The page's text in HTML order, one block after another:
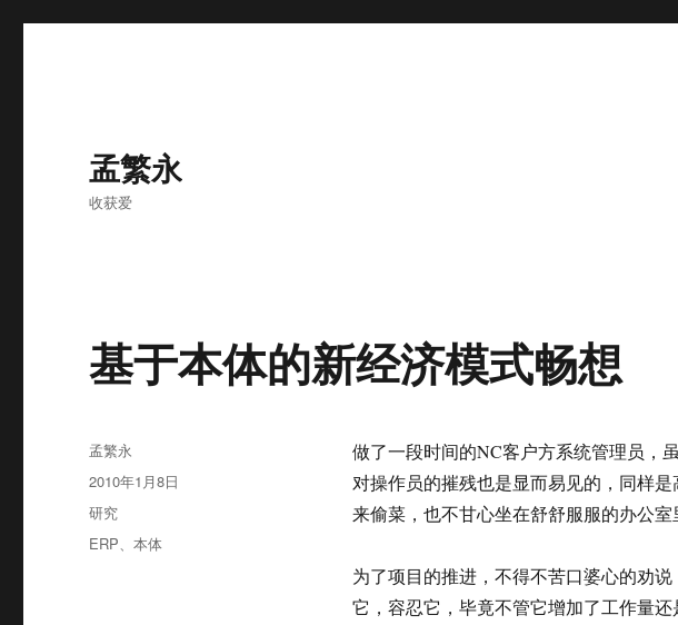
孟繁永
收获爱
基于本体的新经济模式畅想
做了一段时间的NC客户方系统管理员，
对操作员的摧残也是显而易见的，同样
来偷菜，也不甘心坐在舒舒服服的办公室
为了项目的推进，不得不苦口婆心的劝
它，容忍它，毕竟不管它增加了工作量
作
者
孟繁永
发
布
于
2010年1月8日
分
类
研究
标
ERP、本体